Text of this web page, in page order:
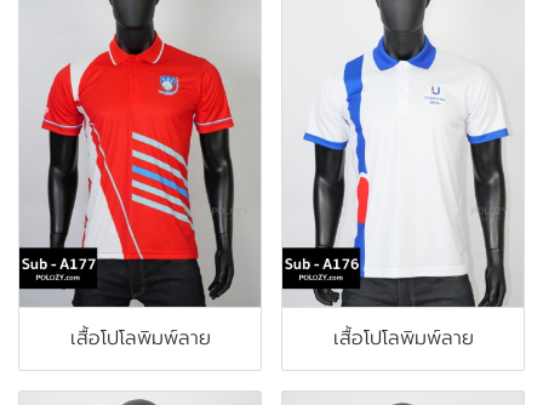
เสื้อโปโลพิมพ์ลาย เสื้อโปโลพิมพ์ลาย